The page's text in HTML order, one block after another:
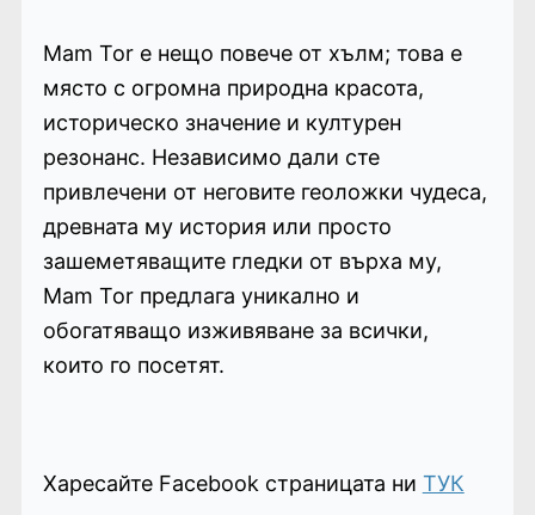
Mam Tor е нещо повече от хълм; това е
място с огромна природна красота,
историческо значение и културен
резонанс. Независимо дали сте
привлечени от неговите геоложки чудеса,
древната му история или просто
зашеметяващите гледки от върха му,
Mam Tor предлага уникално и
обогатяващо изживяване за всички,
които го посетят.
Харесайте Facebook страницата ни ТУК